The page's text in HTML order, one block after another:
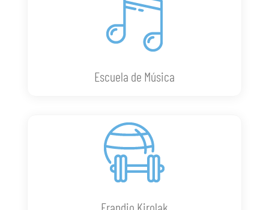
Escuela de Música